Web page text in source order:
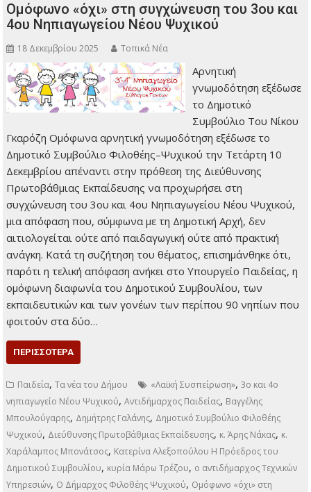
Ομόφωνο «όχι» στη συγχώνευση του 3ου και
4ου Νηπιαγωγείου Νέου Ψυχικού
18 Δεκεμβρίου 2025 Τοπικά Νέα
Αρνητική
γνωμοδότηση εξέδωσε
το Δημοτικό
Συμβούλιο Του Νίκου
Γκαρόζη Ομόφωνα αρνητική γνωμοδότηση εξέδωσε το
Δημοτικό Συμβούλιο Φιλοθέης–Ψυχικού την Τετάρτη 10
Δεκεμβρίου απέναντι στην πρόθεση της Διεύθυνσης
Πρωτοβάθμιας Εκπαίδευσης να προχωρήσει στη
συγχώνευση του 3ου και 4ου Νηπιαγωγείου Νέου Ψυχικού,
μια απόφαση που, σύμφωνα με τη Δημοτική Αρχή, δεν
αιτιολογείται ούτε από παιδαγωγική ούτε από πρακτική
ανάγκη. Κατά τη συζήτηση του θέματος, επισημάνθηκε ότι,
παρότι η τελική απόφαση ανήκει στο Υπουργείο Παιδείας, η
ομόφωνη διαφωνία του Δημοτικού Συμβουλίου, των
εκπαιδευτικών και των γονέων των περίπου 90 νηπίων που
φοιτούν στα δύο…
ΠΕΡΙΣΣΌΤΕΡΑ
Παιδεία,Τα νέα του Δήμου «Λαϊκή Συσπείρωση»,3ο και 4ο
νηπιαγωγείο Νέου Ψυχικού,Αντιδήμαρχος Παιδείας, Βαγγέλης
Μπουλούγαρης, Δημήτρης Γαλάνης, Δημοτικό Συμβούλιο Φιλοθέης
Ψυχικού, Διεύθυνσης Πρωτοβάθμιας Εκπαίδευσης, κ. Άρης Νάκας, κ.
Χαράλαμπος Μπονάτσος, Κατερίνα Αλεξοπούλου Η Πρόεδρος του
Δημοτικού Συμβουλίου, κυρία Μάρω Τρέζου, ο αντιδήμαρχος Τεχνικών
Υπηρεσιών, Ο Δήμαρχος Φιλοθέης Ψυχικού, Ομόφωνο «όχι» στη